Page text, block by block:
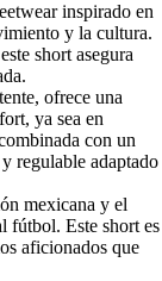
inspirado en
y la cultura.
short asegura
ofrece una
ya sea en
con un
regulable adaptado
mexicana y el
fútbol. Este short es
aficionados que